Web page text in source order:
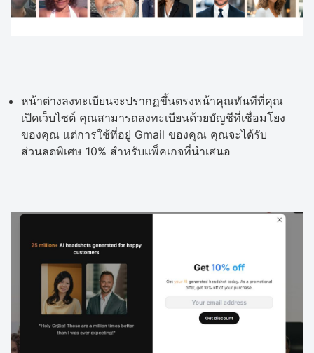
หน้าต่างลงทะเบียนจะปรากฏขึ้นตรงหน้าคุณทันทีที่คุณ
เปิดเว็บไซต์ คุณสามารถลงทะเบียนด้วยบัญชีที่เชื่อมโยง
ของคุณ แต่การใช้ที่อยู่ Gmail ของคุณ คุณจะได้รับ
ส่วนลดพิเศษ 10% สำหรับแพ็คเกจที่นำเสนอ